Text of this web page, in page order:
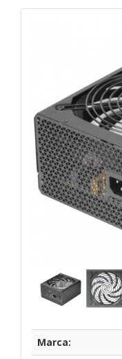
Marca: